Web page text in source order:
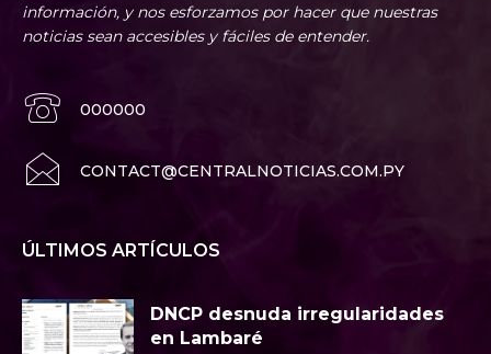
información, y nos esforzamos por hacer que nuestras
noticias sean accesibles y fáciles de entender.
000000
CONTACT@CENTRALNOTICIAS.COM.PY
ÚLTIMOS ARTÍCULOS
DNCP desnuda irregularidades
en Lambaré